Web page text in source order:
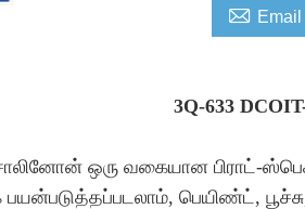
 Email
3Q-633
ஒரு வகையான பிராட்-
பெயிண்ட்,